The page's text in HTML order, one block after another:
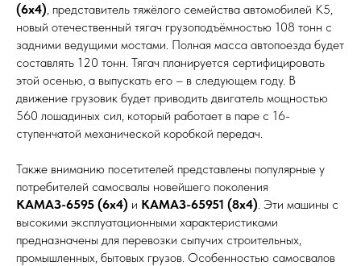
(6х4) , представитель тяжёлого семейства автомобилей К5,
новый отечественный тягач грузоподъёмностью 108 тонн с
задними ведущими мостами. Полная масса автопоезда будет
составлять 120 тонн. Тягач планируется сертифицировать
этой осенью, а выпускать его – в следующем году. В
движение грузовик будет приводить двигатель мощностью
560 лошадиных сил, который работает в паре с 16-
ступенчатой механической коробкой передач.
Также вниманию посетителей представлены популярные у
потребителей самосвалы новейшего поколения
КАМАЗ-6595 (6х4) и КАМАЗ-65951 (8х4) . Эти машины с
высокими эксплуатационными характеристиками
предназначены для перевозки сыпучих строительных,
промышленных, бытовых грузов. Особенностью самосвалов